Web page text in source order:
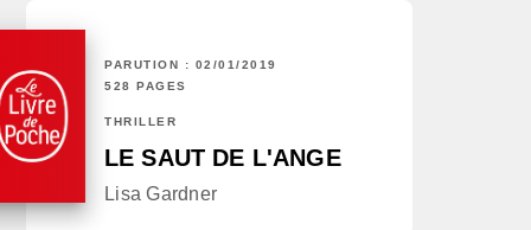
PARUTION : 02/01/2019
528 PAGES
THRILLER
LE SAUT DE L'ANGE
Lisa Gardner